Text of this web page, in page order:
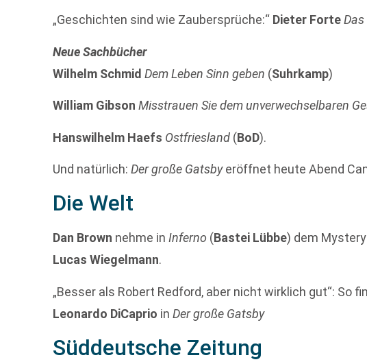
„Geschichten sind wie Zaubersprüche:“ Dieter Forte
Neue Sachbücher
Wilhelm Schmid Dem Leben Sinn geben (Suhrkamp)
William Gibson Misstrauen Sie dem unverwechselbaren
Hanswilhelm Haefs Ostfriesland (BoD).
Und natürlich:Der große Gatsbyeröffnet heute Abend
Die Welt
Dan Brown nehme inInferno (Bastei Lübbe) dem
Lucas Wiegelmann.
„Besser als Robert Redford, aber nicht wirklich gut“: So
Leonardo DiCaprio inDer große Gatsby
Süddeutsche Zeitung